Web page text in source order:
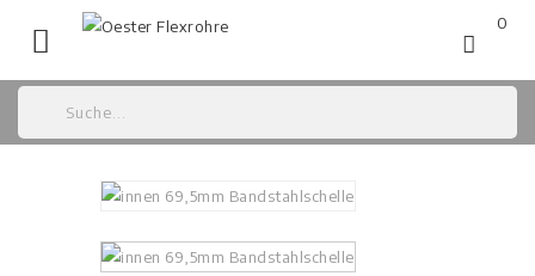

0